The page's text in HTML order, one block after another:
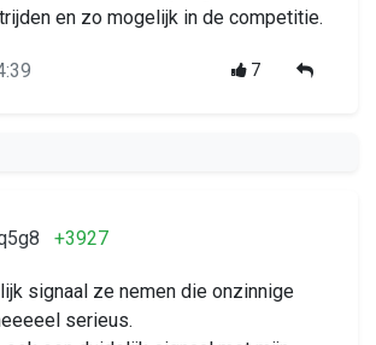
en zo mogelijk in de competitie.
7
+3927
signaal ze nemen die onzinnige
serieus.